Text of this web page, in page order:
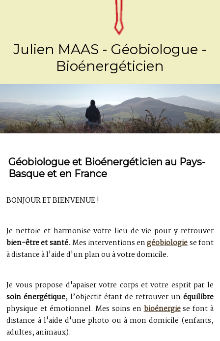
Julien MAAS - Géobiologue -
Bioénergéticien
Géobiologue et Bioénergéticien au Pays-
Basque et en France
BONJOUR ET BIENVENUE !
Je nettoie et harmonise votre lieu de vie pour y retrouver
bien-être et santé. Mes interventions engéobiologiese font
à distance à l'aide d'un plan ou à votre domicile.
Je vous propose d'apaiser votre corps et votre esprit par le
soin énergétique, l’objectif étant de retrouver un équilibre
physique et émotionnel. Mes soins enbioénergiese font à
distance à l'aide d'une photo ou à mon domicile (enfants,
adultes, animaux).